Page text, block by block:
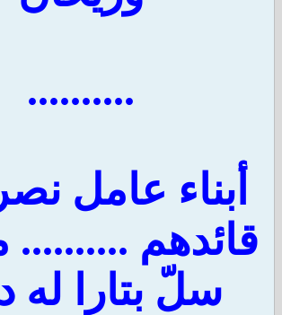
..........
أبناء عامل
قائدهم ..........
سلّ بتارا له